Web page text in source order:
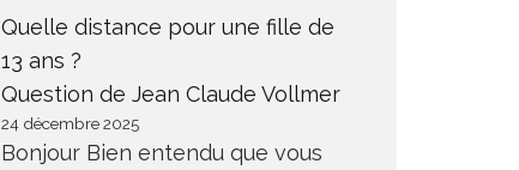
Quelle distance pour une fille de
13 ans ?
Question de Jean Claude Vollmer
24 décembre 2025
Bonjour Bien entendu que vous